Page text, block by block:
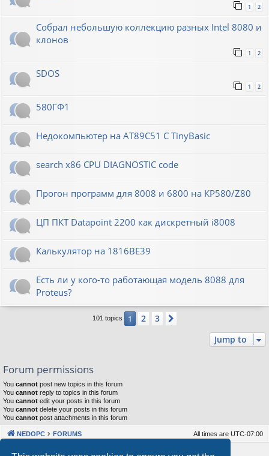
1 2
Собрал небольшую коллекцию разных Intel 8080 и
клонов
1 2
SDOS
1 2
580ГФ1
Недокомпьютер на AT89C51 C TinyBasic
search x86 CPU DIAGNOSTIC code
Прогон программ для 8008 и 6800 на КР580/Z80
ЦП ПКТ Datapoint 2200 как дискретный i8008
Калькулятор на 1816ВЕ39
Есть ли у кого-то работающая модель 8088 для
Proteus?
101 topics 1 2 3
Jump to
Forum permissions
You cannot post new topics in this forum
You cannot reply to topics in this forum
You cannot edit your posts in this forum
You cannot delete your posts in this forum
You cannot post attachments in this forum
NEDOPC FORUMS All times are UTC-07:00
Powered byphpBB® Forum Software © phpBB Limited